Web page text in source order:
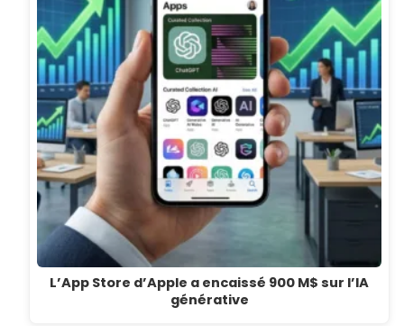
L’App Store d’Apple a encaissé 900 M$ sur l’IA
générative